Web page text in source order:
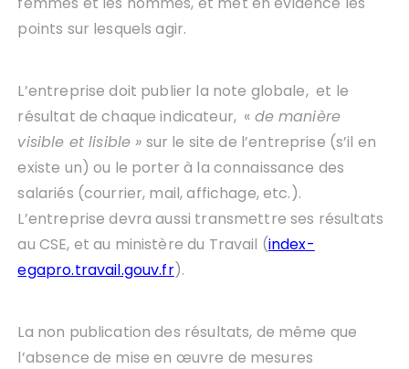
points sur lesquels agir.
L’entreprise doit publier la note globale, et le
résultat de chaque indicateur, « de manière
visible et lisible » sur le site de l’entreprise (s’il en
existe un) ou le porter à la connaissance des
salariés (courrier, mail, affichage, etc.).
L’entreprise devra aussi transmettre ses résultats
au CSE, et au ministère du Travail (index-
egapro.travail.gouv.fr).
La non publication des résultats, de même que
l’absence de mise en œuvre de mesures